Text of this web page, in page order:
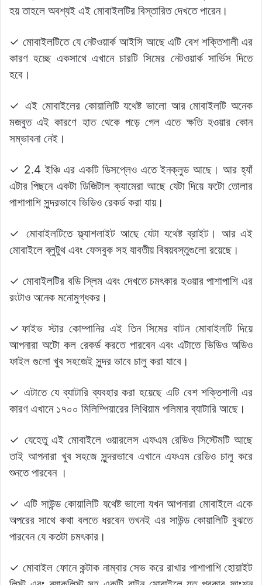
হয় তাহলে অবশ্যই এই মোবাইলটির বিস্তারিত দেখতে পারেন।
✓ মোবাইলটিতে যে নেটওয়ার্ক আইসি আছে এটি বেশ শক্তিশালী এর
কারণ হচ্ছে একসাথে এখানে চারটি সিমের নেটওয়ার্ক সার্ভিস দিতে
হবে।
✓ এই মোবাইলের কোয়ালিটি যথেষ্ট ভালো আর মোবাইলটি অনেক
মজবুত এই কারণে হাত থেকে পড়ে গেল এতে ক্ষতি হওয়ার কোন
সম্ভাবনা নেই।
✓ 2.4 ইঞ্চি এর একটি ডিসপ্লেও এতে ইনক্লুড আছে। আর হ্যাঁ
এটার পিছনে একটা ডিজিটাল ক্যামেরা আছে যেটা দিয়ে ফটো তোলার
পাশাপাশি সুন্দরভাবে ভিডিও রেকর্ড করা যায়।
✓ মোবাইলটিতে ফ্ল্যাশলাইট আছে যেটা যথেষ্ট ব্রাইট। আর এই
মোবাইলে ব্লুটুথ এবং ফেসবুক সহ যাবতীয় বিষয়বস্তুগুলো রয়েছে।
✓ মোবাইলটির বডি স্লিম এবং দেখতে চমৎকার হওয়ার পাশাপাশি এর
রংটাও অনেক মনোমুগ্ধকর।
✓ফাইভ স্টার কোম্পানির এই তিন সিমের বাটন মোবাইলটি দিয়ে
আপনারা অটো কল রেকর্ড করতে পারবেন এবং এটাতে ভিডিও অডিও
ফাইল গুলো খুব সহজেই সুন্দর ভাবে চালু করা যাবে।
✓ এটাতে যে ব্যাটারি ব্যবহার করা হয়েছে এটি বেশ শক্তিশালী এর
কারণ এখানে ১৭০০ মিলিম্পিয়ারের লিথিয়াম পলিমার ব্যাটারি আছে।
✓ যেহেতু এই মোবাইলে ওয়ারলেস এফএম রেডিও সিস্টেমটি আছে
তাই আপনারা খুব সহজে সুন্দরভাবে এখানে এফএম রেডিও চালু করে
শুনতে পারবেন ।
✓ এটি সাউন্ড কোয়ালিটি যথেষ্ট ভালো যখন আপনারা মোবাইলে একে
অপরের সাথে কথা বলতে ধরবেন তখনই এর সাউন্ড কোয়ালিটি বুঝতে
পারবেন যে কতটা চমৎকার।
✓ মোবাইল ফোনে কন্টাক নাম্বার সেভ করে রাখার পাশাপাশি হোয়াইট